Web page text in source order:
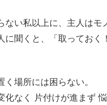
ない私以上に、主人は
に聞くと、「取っておく
く場所には困らない。
化なく 片付けが進まず 悩